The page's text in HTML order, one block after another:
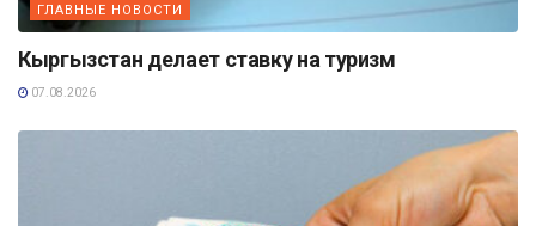
ГЛАВНЫЕ НОВОСТИ
Кыргызстан делает ставку на туризм
07.08.2026